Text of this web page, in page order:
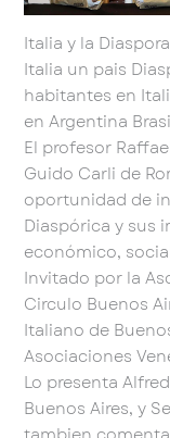
Italia y la
Italia un pais
habitantes en
en Argentina
El profesor
Guido Carli de
oportunidad de
Diaspórica y sus
económico,
Invitado por la
Circulo Buenos
Italiano de
Asociaciones
Lo presenta
Buenos Aires, y